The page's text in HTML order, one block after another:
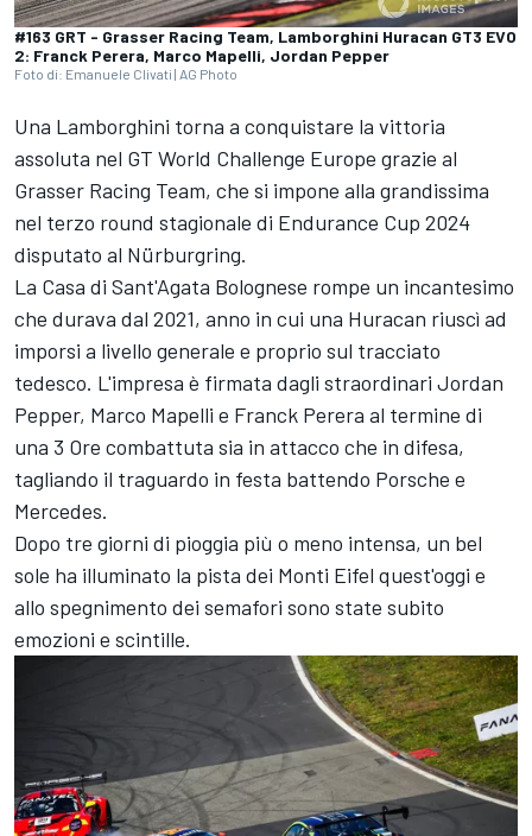
#163 GRT - Grasser Racing Team, Lamborghini Huracan GT3 EVO
2: Franck Perera, Marco Mapelli, Jordan Pepper
Foto di: Emanuele Clivati | AG Photo
Una Lamborghini torna a conquistare la vittoria
assoluta nel GT World Challenge Europe grazie al
Grasser Racing Team, che si impone alla grandissima
nel terzo round stagionale di Endurance Cup 2024
disputato al Nürburgring.
La Casa di Sant'Agata Bolognese rompe un incantesimo
che durava dal 2021, anno in cui una Huracan riuscì ad
imporsi a livello generale e proprio sul tracciato
tedesco. L'impresa è firmata dagli straordinari Jordan
Pepper, Marco Mapelli e Franck Perera al termine di
una 3 Ore combattuta sia in attacco che in difesa,
tagliando il traguardo in festa battendo Porsche e
Mercedes.
Dopo tre giorni di pioggia più o meno intensa, un bel
sole ha illuminato la pista dei Monti Eifel quest'oggi e
allo spegnimento dei semafori sono state subito
emozioni e scintille.